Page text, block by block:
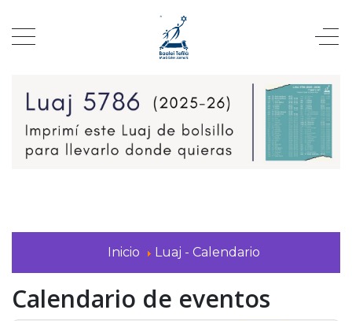
Inicio Luaj - Calendario
Calendario de eventos